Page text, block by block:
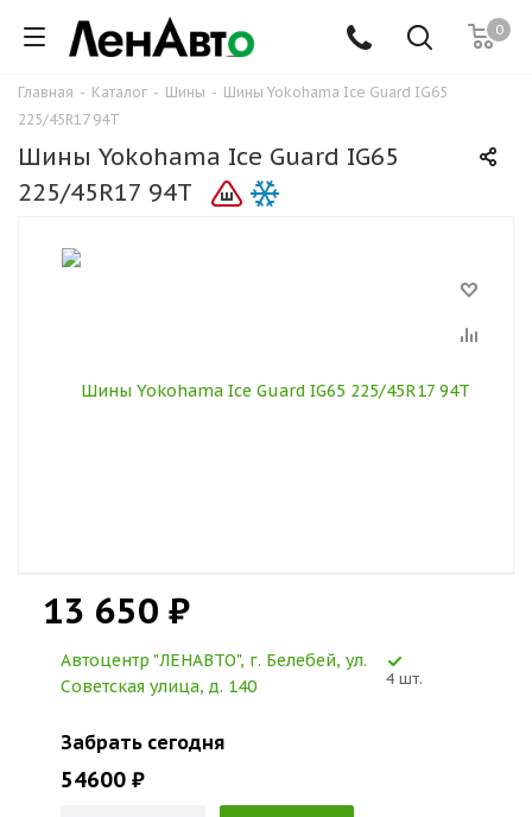
0
Главная - Каталог - Шины - Шины Yokohama Ice Guard IG65
225/45R17 94T
Шины Yokohama Ice Guard IG65
225/45R17 94T
13 650 ₽
Автоцентр "ЛЕНАВТО", г. Белебей, ул.
Советская улица, д. 140
4 шт.
Забрать сегодня
54600 ₽